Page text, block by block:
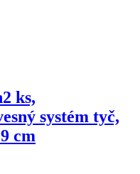
2 ks,
systém tyč,
cm